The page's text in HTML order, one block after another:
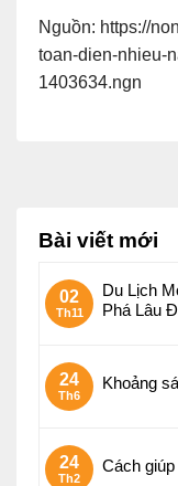
Nguồn: https://
toan-dien-nhieu-
1403634.ngn
Bài viết mới
02
Th11
Du Lịch
Phá Lâu
24
Th6
Khoảng
24
Th2
Cách